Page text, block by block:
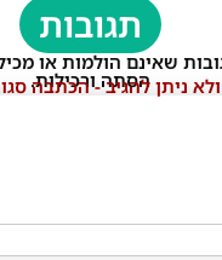
תגובות
שאינם הולמות או
הסתה ורכילות.
ניתן להגיב - הכתבה